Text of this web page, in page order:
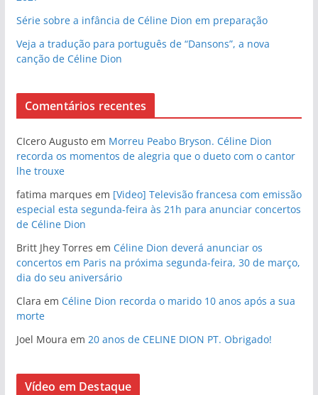
Série sobre a infância de Céline Dion em preparação
Veja a tradução para português de “Dansons”, a nova
canção de Céline Dion
Comentários recentes
CIcero Augustoem Morreu Peabo Bryson. Céline Dion
recorda os momentos de alegria que o dueto com o cantor
lhe trouxe
fatima marques em [Video] Televisão francesa com emissão
especial esta segunda-feira às 21h para anunciar concertos
de Céline Dion
Britt Jhey Torres em Céline Dion deverá anunciar os
concertos em Paris na próxima segunda-feira, 30 de março,
dia do seu aniversário
Clara em Céline Dion recorda o marido 10 anos após a sua
morte
Joel Moura em 20 anos de CELINE DION PT. Obrigado!
Vídeo em Destaque